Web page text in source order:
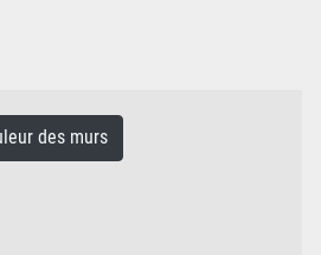
des murs